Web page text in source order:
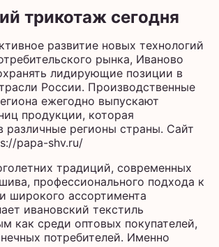
трикотаж сегодня
развитие новых технологий
рынка, Иваново
лидирующие позиции в
России. Производственные
ежегодно выпускают
продукции, которая
различные регионы страны. Сайт
papa-shv.ru/
традиций, современных
профессионального подхода к
широкого ассортимента
ивановский текстиль
как среди оптовых покупателей,
потребителей. Именно